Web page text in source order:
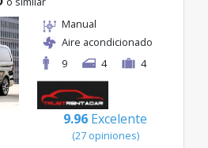
solo 69€/día.
Manual
Aire acondicionado
9
4 4
9.96 Excelente
(27 opiniones)